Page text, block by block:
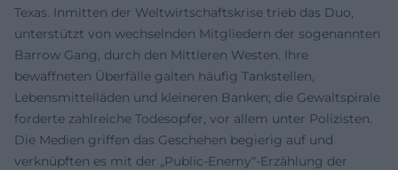
Texas. Inmitten der Weltwirtschaftskrise trieb das Duo,
unterstützt von wechselnden Mitgliedern der sogenannten
Barrow Gang, durch den Mittleren Westen. Ihre
bewaffneten Überfälle galten häufig Tankstellen,
Lebensmittelläden und kleineren Banken; die Gewaltspirale
forderte zahlreiche Todesopfer, vor allem unter Polizisten.
Die Medien griffen das Geschehen begierig auf und
verknüpften es mit der „Public-Enemy“-Erzählung der